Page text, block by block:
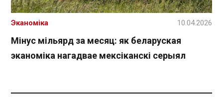
Мінус мільярд за месяц: як беларуская
эканоміка нагадвае мексіканскі серыял
Эканоміка 10.04.2026